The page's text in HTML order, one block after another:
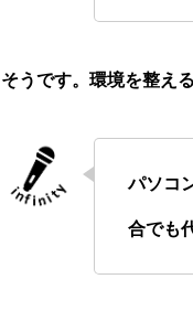
そうです。環境を整え
パソコ
合でも